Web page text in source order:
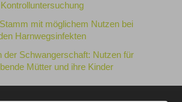
mit möglichem Nutzen bei
Harnwegsinfekten
der Schwangerschaft: Nutzen für
Mütter und ihre Kinder